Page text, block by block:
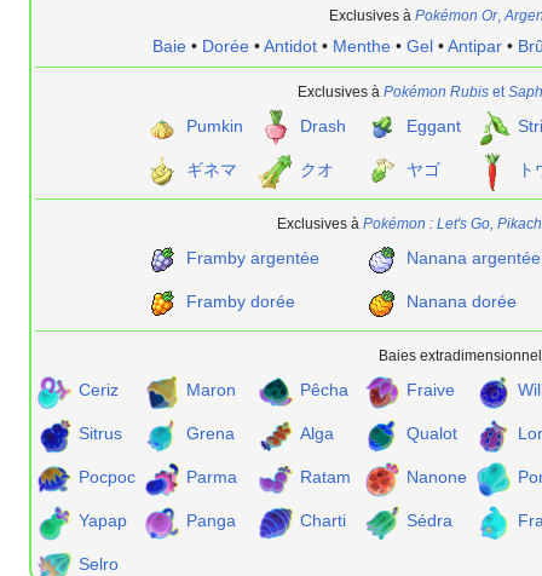
Exclusives à Pokémon Or,
Baie• Dorée•Antidot• Menthe• Gel•Antipar•
Exclusives à Pokémon Rubis et
Pumkin Drash Eggant
ギネマ クオ ヤゴ ト
Exclusives à Pokémon : Let's Go,
Framby argentée Nanana argentée
Framby dorée Nanana dorée
Baies
Ceriz Maron Pêcha Fraive
Sitrus Grena Alga Qualot
Pocpoc Parma Ratam Nanone
Yapap Panga Charti Sédra
Selro